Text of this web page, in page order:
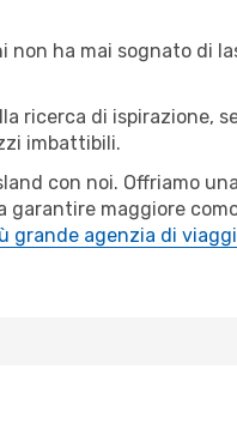
ha mai sognato di
ricerca di ispirazione,
imbattibili.
con noi. Offriamo
maggiore
grande agenzia di